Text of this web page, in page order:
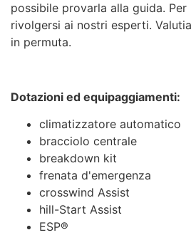
possibile provarla alla guida.
rivolgersi ai nostri esperti.
in permuta.
Dotazioni ed equipaggiamenti:
climatizzatore automatico
bracciolo centrale
breakdown kit
frenata d'emergenza
crosswind Assist
hill-Start Assist
ESP®